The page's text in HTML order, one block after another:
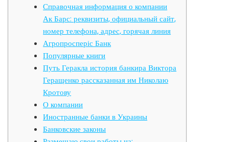
Справочная информация о компании
Ак Барс: реквизиты, официальный сайт,
номер телефона, адрес, горячая линия
Агропросперіс Банк
Популярные книги
Путь Геракла история банкира Виктора
Геращенко рассказанная им Николаю
Кротову
О компании
Иностранные банки в Украины
Банковские законы